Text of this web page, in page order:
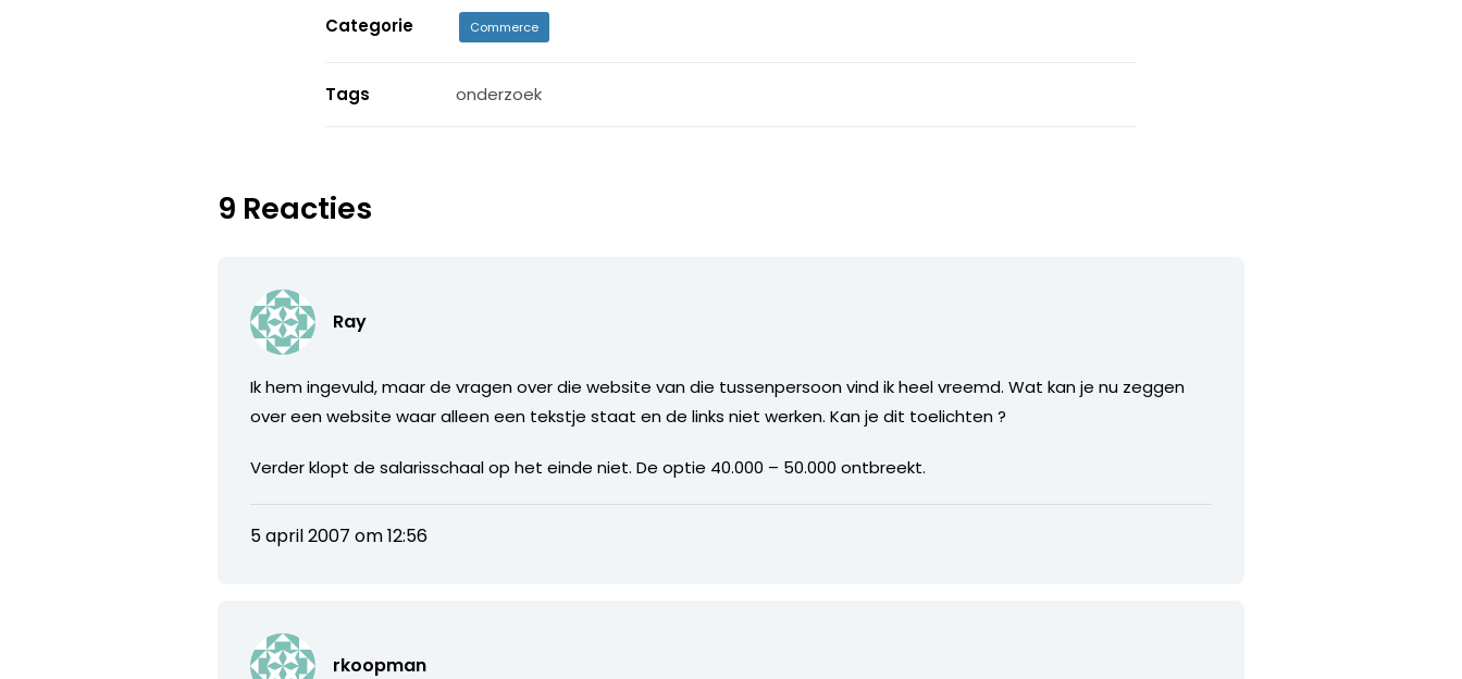
Categorie Commerce
Tags onderzoek
9 Reacties
Ray
Ik hem ingevuld, maar de vragen over die website van die tussenpersoon vind ik heel vreemd. Wat kan je nu zeggen
over een website waar alleen een tekstje staat en de links niet werken. Kan je dit toelichten ?
Verder klopt de salarisschaal op het einde niet. De optie 40.000 – 50.000 ontbreekt.
5 april 2007 om 12:56
rkoopman